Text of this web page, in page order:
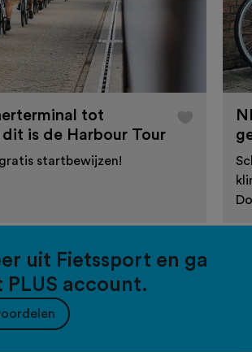
tot
is de Harbour Tour
startbewijzen!
uit Fietssport en ga
PLUS account.